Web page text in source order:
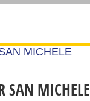
SAN MICHELE